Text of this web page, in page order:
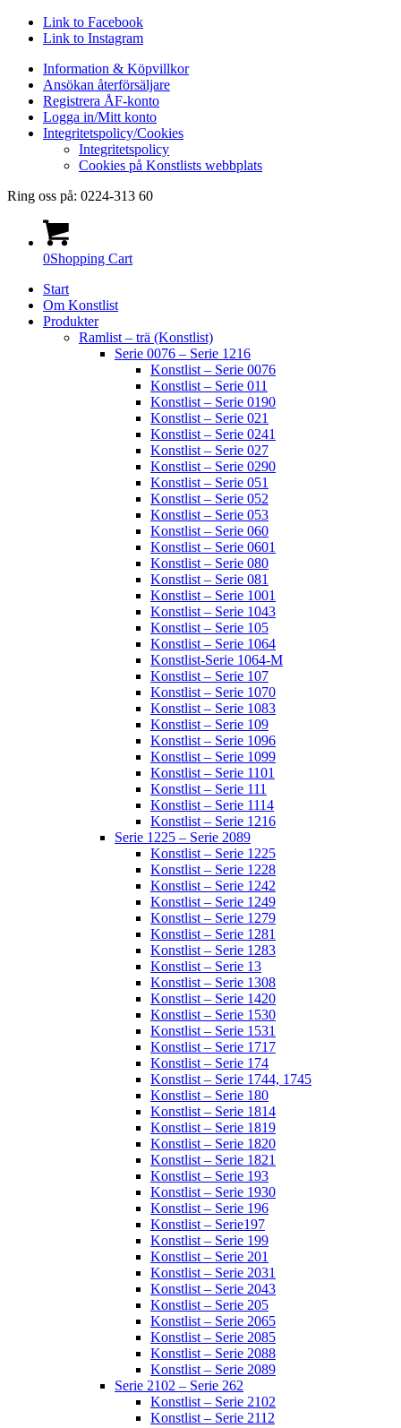
Link to Facebook
Link to Instagram
Information & Köpvillkor
Ansökan återförsäljare
Registrera ÅF-konto
Logga in/Mitt konto
Integritetspolicy/Cookies
Integritetspolicy
Cookies på Konstlists webbplats
Ring oss på: 0224-313 60
0Shopping Cart
Start
Om Konstlist
Produkter
Ramlist – trä (Konstlist)
Serie 0076 – Serie 1216
Konstlist – Serie 0076
Konstlist – Serie 011
Konstlist – Serie 0190
Konstlist – Serie 021
Konstlist – Serie 0241
Konstlist – Serie 027
Konstlist – Serie 0290
Konstlist – Serie 051
Konstlist – Serie 052
Konstlist – Serie 053
Konstlist – Serie 060
Konstlist – Serie 0601
Konstlist – Serie 080
Konstlist – Serie 081
Konstlist – Serie 1001
Konstlist – Serie 1043
Konstlist – Serie 105
Konstlist – Serie 1064
Konstlist-Serie 1064-M
Konstlist – Serie 107
Konstlist – Serie 1070
Konstlist – Serie 1083
Konstlist – Serie 109
Konstlist – Serie 1096
Konstlist – Serie 1099
Konstlist – Serie 1101
Konstlist – Serie 111
Konstlist – Serie 1114
Konstlist – Serie 1216
Serie 1225 – Serie 2089
Konstlist – Serie 1225
Konstlist – Serie 1228
Konstlist – Serie 1242
Konstlist – Serie 1249
Konstlist – Serie 1279
Konstlist – Serie 1281
Konstlist – Serie 1283
Konstlist – Serie 13
Konstlist – Serie 1308
Konstlist – Serie 1420
Konstlist – Serie 1530
Konstlist – Serie 1531
Konstlist – Serie 1717
Konstlist – Serie 174
Konstlist – Serie 1744, 1745
Konstlist – Serie 180
Konstlist – Serie 1814
Konstlist – Serie 1819
Konstlist – Serie 1820
Konstlist – Serie 1821
Konstlist – Serie 193
Konstlist – Serie 1930
Konstlist – Serie 196
Konstlist – Serie197
Konstlist – Serie 199
Konstlist – Serie 201
Konstlist – Serie 2031
Konstlist – Serie 2043
Konstlist – Serie 205
Konstlist – Serie 2065
Konstlist – Serie 2085
Konstlist – Serie 2088
Konstlist – Serie 2089
Serie 2102 – Serie 262
Konstlist – Serie 2102
Konstlist – Serie 2112